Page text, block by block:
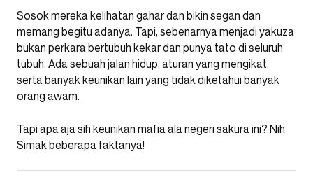
Sosok mereka kelihatan gahar dan bikin segan dan
memang begitu adanya. Tapi, sebenarnya menjadi yakuza
bukan perkara bertubuh kekar dan punya tato di seluruh
tubuh. Ada sebuah jalan hidup, aturan yang mengikat,
serta banyak keunikan lain yang tidak diketahui banyak
orang awam.
Tapi apa aja sih keunikan mafia ala negeri sakura ini? Nih
Simak beberapa faktanya!